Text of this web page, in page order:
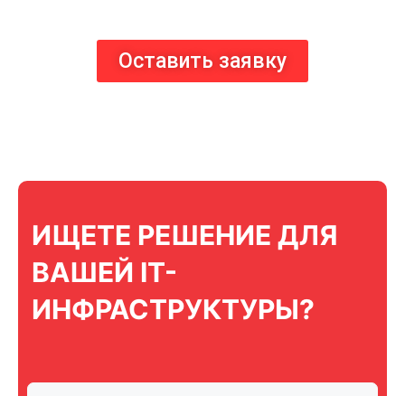
Оставить заявку
ИЩЕТЕ РЕШЕНИЕ ДЛЯ
ВАШЕЙ IT-
ИНФРАСТРУКТУРЫ?